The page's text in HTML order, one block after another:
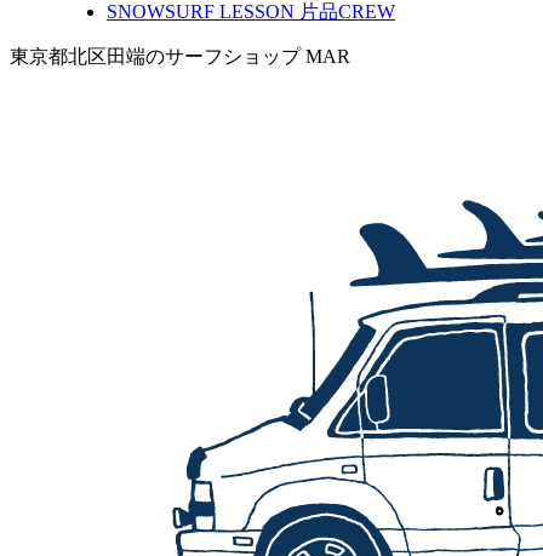
SNOWSURF LESSON 片品CREW
東京都北区田端のサーフショップ MAR